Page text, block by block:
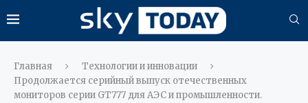
Главная
Технологии и инновации
Продолжается серийный выпуск отечественных
мониторов серии GT777 для АЭС и промышленности.